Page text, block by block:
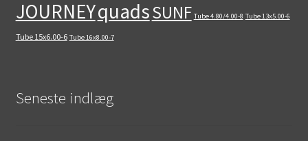
JOURNEYquadsSUNF Tube 4.80/4.00-8 Tube 13x5.00-6
Tube 15x6.00-6 Tube 16x8.00-7
Seneste indlæg